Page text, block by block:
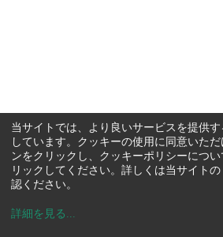
当サイトでは、より良いサービスを提供
しています。クッキーの使用に同意いた
ンをクリックし、クッキーポリシーにつ
リックしてください。詳しくは当サイトの
認ください。
詳細を見る ...